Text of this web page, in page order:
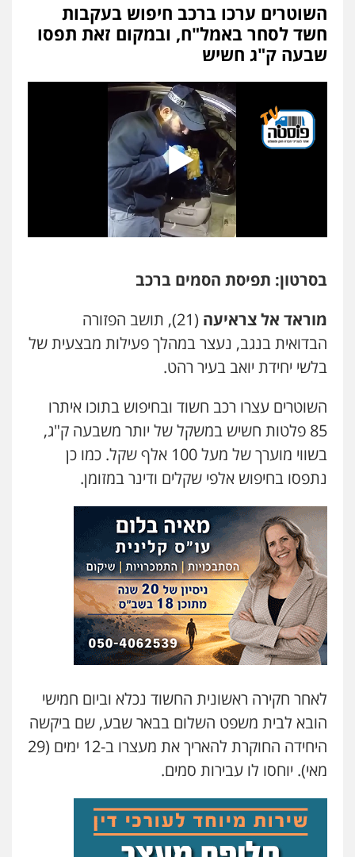
0509230800
גיל דביר – משרד עורכי דין
פלילי פשיעה כלכלית צווארון לבן
0506217771
עו"ד אריה פטר
לשעבר סגן מנהל המחלקה הפלילית
בפרקליטות המדינה
0506217994
פלילי צבאי צווארון לבן והונאה
עו"ד עידית שינו-אמיתי
חמורה מעצרים וחקירות
עו"ד יאיר בן סימון
פלילי תעבורה אזרחי נזיקין ביטוח
0505719060
עו"ד נס בן נתן
פלילי כלכלי פשיעה חמורה
0505555110
עו"ד דניאל דרוביצקי
פלילי משפחה צבאי
0526409925
עו"ד משה פלמור
פלילי כלכלי צווארון לבן עורכי דין לענייני
אסירים
0549732303
עו"ד עמית רוזנצויג
משפט פלילי דיני תעבורה
0532700200
השוטרים ערכו ברכב חיפוש בעקבות
חשד לסחר באמל"ח, ובמקום זאת תפסו
שבעה ק"ג חשיש
בסרטון: תפיסת הסמים ברכב
מוראד אל צראיעה
(21), תושב הפזורה
הבדואית בנגב, נעצר במהלך פעילות מבצעית של
בלשי יחידת יואב בעיר רהט.
השוטרים עצרו רכב חשוד ובחיפוש בתוכו איתרו
85 פלטות חשיש במשקל של יותר משבעה ק"ג,
בשווי מוערך של מעל 100 אלף שקל. כמו כן
נתפסו בחיפוש אלפי שקלים ודינר במזומן.
לאחר חקירה ראשונית החשוד נכלא וביום חמישי
הובא לבית משפט השלום בבאר שבע, שם ביקשה
היחידה החוקרת להאריך את מעצרו ב-12 ימים (29
מאי). יוחסו לו עבירות סמים.